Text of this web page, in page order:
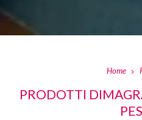
Home
PRODOTTI